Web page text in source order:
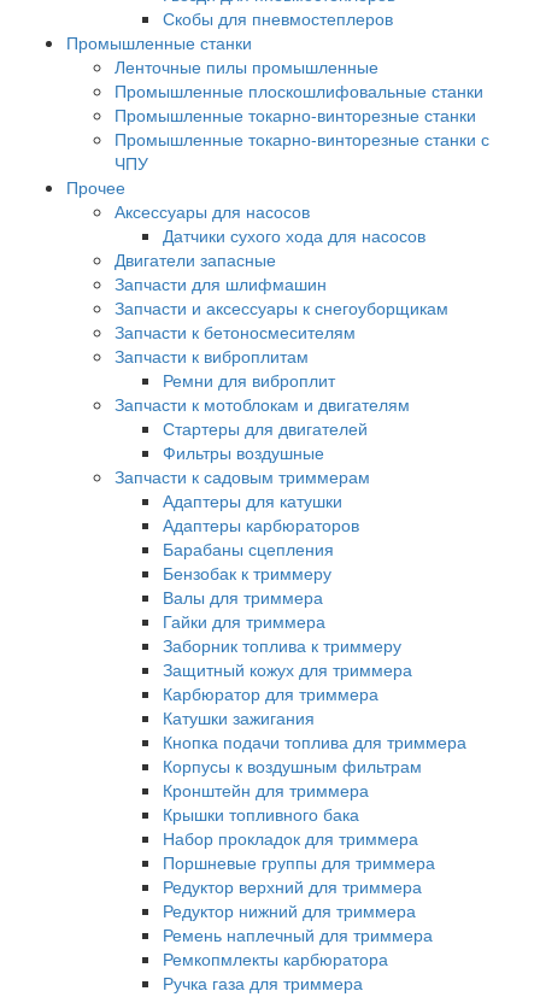
Скобы для пневмостеплеров
Промышленные станки
Ленточные пилы промышленные
Промышленные плоскошлифовальные станки
Промышленные токарно-винторезные станки
Промышленные токарно-винторезные станки с
ЧПУ
Прочее
Аксессуары для насосов
Датчики сухого хода для насосов
Двигатели запасные
Запчасти для шлифмашин
Запчасти и аксессуары к снегоуборщикам
Запчасти к бетоносмесителям
Запчасти к виброплитам
Ремни для виброплит
Запчасти к мотоблокам и двигателям
Стартеры для двигателей
Фильтры воздушные
Запчасти к садовым триммерам
Адаптеры для катушки
Адаптеры карбюраторов
Барабаны сцепления
Бензобак к триммеру
Валы для триммера
Гайки для триммера
Заборник топлива к триммеру
Защитный кожух для триммера
Карбюратор для триммера
Катушки зажигания
Кнопка подачи топлива для триммера
Корпусы к воздушным фильтрам
Кронштейн для триммера
Крышки топливного бака
Набор прокладок для триммера
Поршневые группы для триммера
Редуктор верхний для триммера
Редуктор нижний для триммера
Ремень наплечный для триммера
Ремкопмлекты карбюратора
Ручка газа для триммера